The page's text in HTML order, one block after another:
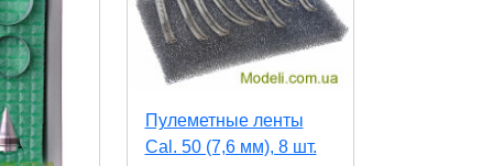
Пулеметные ленты
Cal. 50 (7,6 мм), 8 шт.